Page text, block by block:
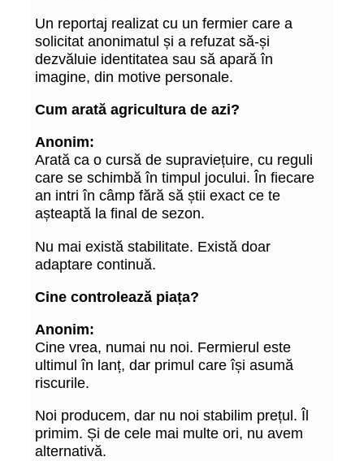
Un reportaj realizat cu un fermier care a
solicitat anonimatul și a refuzat să-și
dezvăluie identitatea sau să apară în
imagine, din motive personale.
Cum arată agricultura de azi?
Anonim:
Arată ca o cursă de supraviețuire, cu reguli
care se schimbă în timpul jocului. În fiecare
an intri în câmp fără să știi exact ce te
așteaptă la final de sezon.
Nu mai există stabilitate. Există doar
adaptare continuă.
Cine controlează piața?
Anonim:
Cine vrea, numai nu noi. Fermierul este
ultimul în lanț, dar primul care își asumă
riscurile.
Noi producem, dar nu noi stabilim prețul. Îl
primim. Și de cele mai multe ori, nu avem
alternativă.